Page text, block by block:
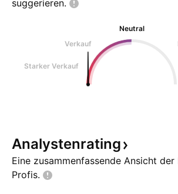
suggerieren.
Neutral
Verkauf
Starker Verkauf
Analystenrating
Eine zusammenfassende Ansicht
Profis.